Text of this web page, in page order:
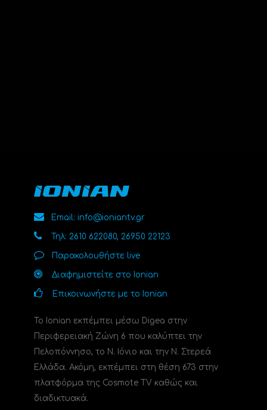
Email: info@ioniantv.gr
Τηλ: 2610 622080, 26950 22123
Παρακολουθήστε live
Διαφημιστείτε στο Ionian
Επικοινωνήστε με το Ionian
Το Ionian εκπέμπει μέσω Digea στην
Περιφερειακή Ζώνη 6 που καλύπτει την
Πελοπόννησο, το N. Ιόνιο και την Ν. Στερεά
Ελλάδα. Ακόμη, εκπέμπει στη θέση 673 στην
πλατφόρμα της Cosmote TV καθώς και
διαδικτυακά.